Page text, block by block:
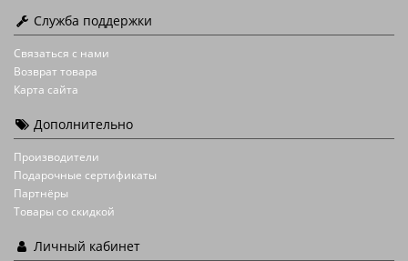
Служба поддержки
Связаться с нами
Возврат товара
Карта сайта
Дополнительно
Производители
Подарочные сертификаты
Партнёры
Товары со скидкой
Личный кабинет